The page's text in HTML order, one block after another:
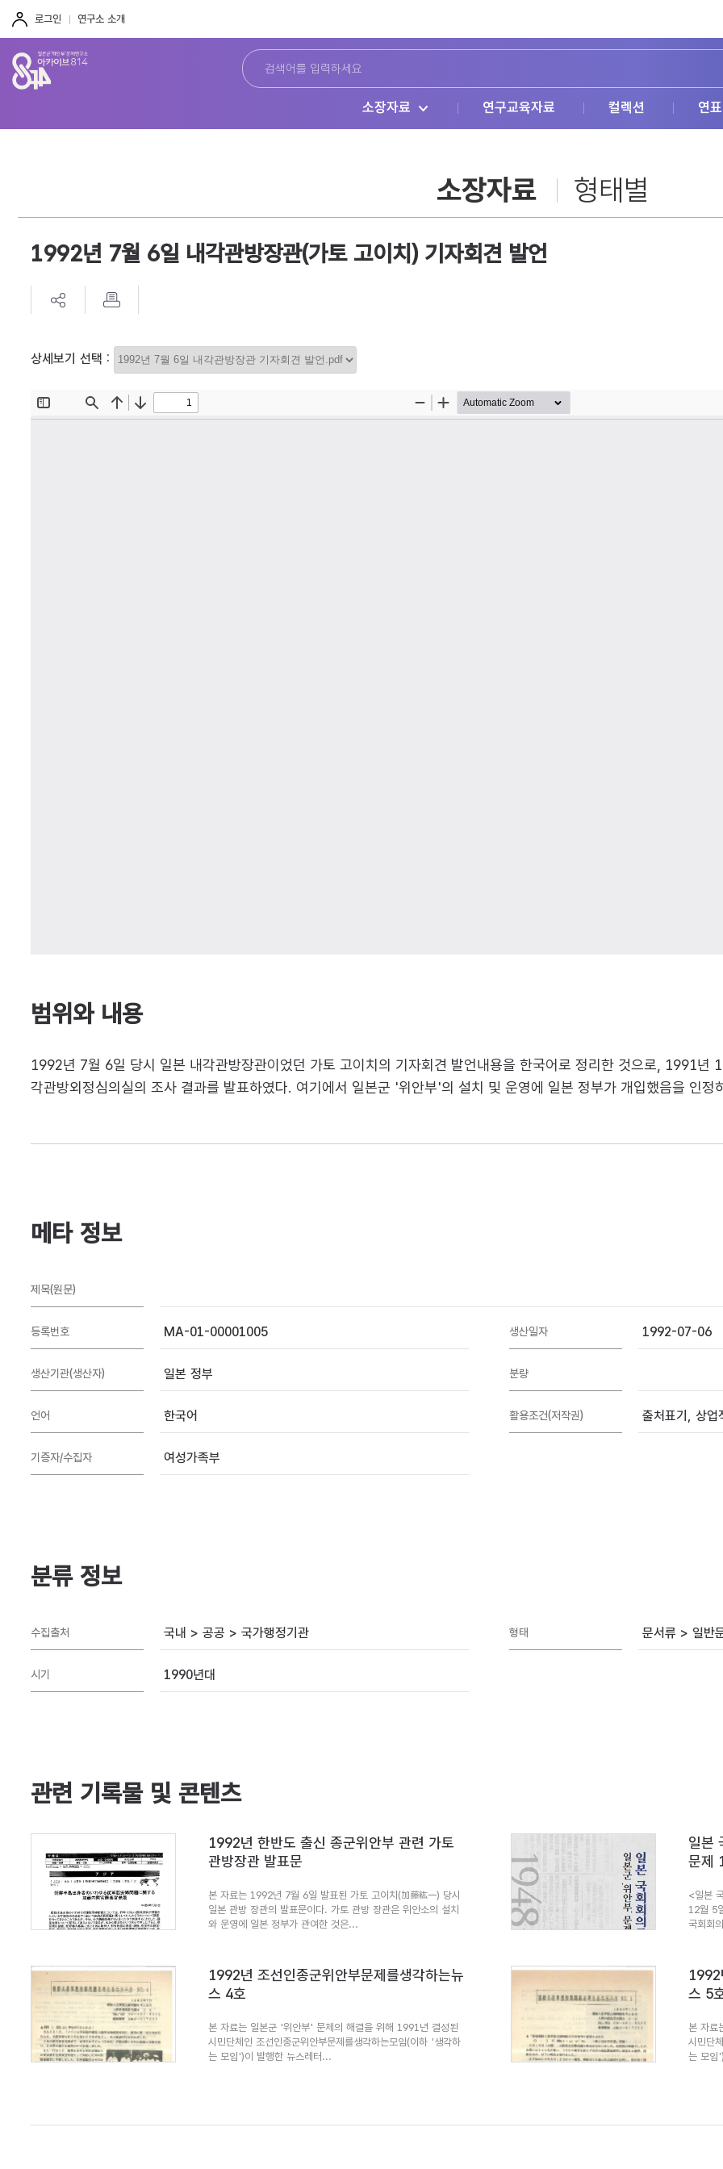
로그인 연구소 소개
소장자료 연구교육자료 컬렉션 연표
소장자료 형태별
1992년 7월 6일 내각관방장관(가토 고이치) 기자회견 발언
상세보기 선택 :
범위와 내용
1992년 7월 6일 당시 일본 내각관방장관이었던 가토 고이치의 기자회견 발언내용을 한국어로 정리한 것으로, 1991년
각관방외정심의실의 조사 결과를 발표하였다. 여기에서 일본군 '위안부'의 설치 및 운영에 일본 정부가 개입했음을 인정
메타 정보
제목(원문)
등록번호 MA-01-00001005 생산일자 1992-07-06
생산기관(생산자) 일본 정부 분량
언어 한국어 활용조건(저작권) 출처표기, 상업
기증자/수집자 여성가족부
분류 정보
수집출처 국내 > 공공 > 국가행정기관 형태 문서류 > 일반
시기 1990년대
관련 기록물 및 콘텐츠
1992년 한반도 출신 종군위안부 관련 가토
관방장관 발표문
본 자료는 1992년 7월 6일 발표된 가토 고이치(加藤紘一) 당시
일본 관방 장관의 발표문이다. 가토 관방 장관은 위안소의 설치
와 운영에 일본 정부가 관여한 것은...
일본
문제
<일본
12월 5
국회회
1992년 조선인종군위안부문제를생각하는뉴
스 4호
본 자료는 일본군 '위안부' 문제의 해결을 위해 1991년 결성된
시민단체인 조선인종군위안부문제를생각하는모임(이하 '생각하
는 모임')이 발행한 뉴스레터...
1992
스 5
본 자료
시민단
는 모임